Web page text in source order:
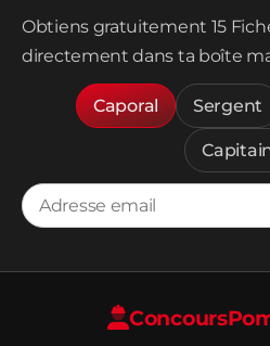
Obtiens gratuitement 15
directement dans ta boîte
Caporal Sergent
Concours